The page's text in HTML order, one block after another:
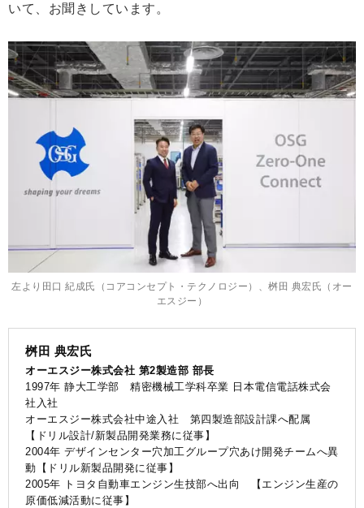
いて、お聞きしています。
左より田口 紀成氏（コアコンセプト・テクノロジー）、桝田 典宏氏（オー
エスジー）
桝田 典宏氏
オーエスジー株式会社 第2製造部 部長
1997年 静大工学部 精密機械工学科卒業 日本電信電話株式会
社入社
オーエスジー株式会社中途入社 第四製造部設計課へ配属
【ドリル設計/新製品開発業務に従事】
2004年 デザインセンター穴加工グループ穴あけ開発チームへ異
動【ドリル新製品開発に従事】
2005年 トヨタ自動車エンジン生技部へ出向 【エンジン生産の
原価低減活動に従事】